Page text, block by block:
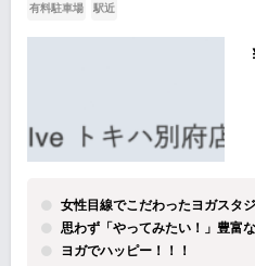
有料駐車場 駅近
女性目線でこだわったヨガスタジ
思わず「やってみたい！」豊富
ヨガでハッピー！！！